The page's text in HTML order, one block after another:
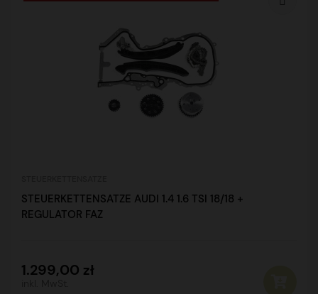
STEUERKETTENSATZE AUDI 1.4 1.6 TSI 18/18 +
REGULATOR FAZ
1.299,00 zł